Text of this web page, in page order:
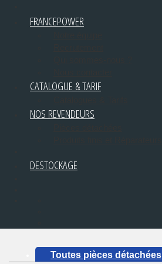
FRANCEPOWER
CATALOGUE & TARIF
NOS REVENDEURS
DESTOCKAGE
Toutes pièces détachées